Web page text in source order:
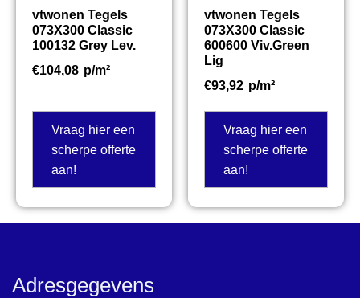
vtwonen Tegels
073X300 Classic
100132 Grey Lev.
€104,08 p/m²
Vraag hier een
scherpe offerte
aan!
vtwonen Tegels
073X300 Classic
600600 Viv.Green
Lig
€93,92 p/m²
Vraag hier een
scherpe offerte
aan!
Adresgegevens